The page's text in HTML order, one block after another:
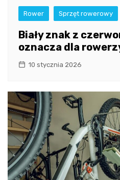
Rower Sprzęt rowerowy
Biały znak z
oznacza dla
10 stycznia 2026